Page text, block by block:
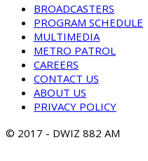
BROADCASTERS
PROGRAM SCHEDULE
MULTIMEDIA
METRO PATROL
CAREERS
CONTACT US
ABOUT US
PRIVACY POLICY
© 2017 - DWIZ 882 AM